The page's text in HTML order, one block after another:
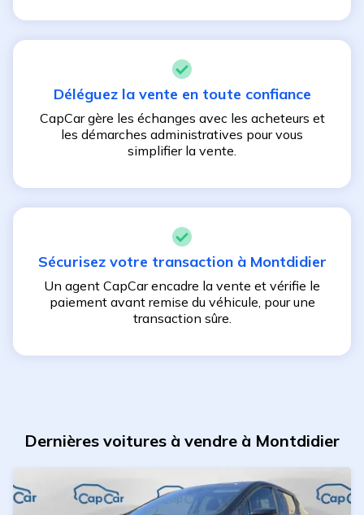
Déléguez la vente en toute confiance
CapCar gère les échanges avec les acheteurs et
les démarches administratives pour vous
simplifier la vente.
Sécurisez votre transaction à Montdidier
Un agent CapCar encadre la vente et vérifie le
paiement avant remise du véhicule, pour une
transaction sûre.
Dernières voitures à vendre à Montdidier